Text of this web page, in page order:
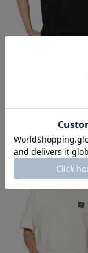
ランド＞ クルーネック
¥46,200
¥32,340 30% OFF